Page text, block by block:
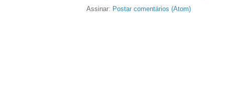
Assinar: Postar comentários (Atom)